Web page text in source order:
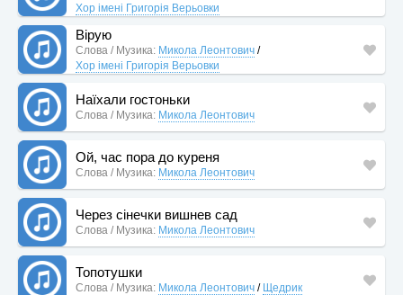
Хор імені Григорія Верьовки
Вірую
Слова / Музика: Микола Леонтович /
Хор імені Григорія Верьовки
Наїхали гостоньки
Слова / Музика: Микола Леонтович
Ой, час пора до куреня
Слова / Музика: Микола Леонтович
Через сінечки вишнев сад
Слова / Музика: Микола Леонтович
Топотушки
Слова / Музика: Микола Леонтович / Щедрик